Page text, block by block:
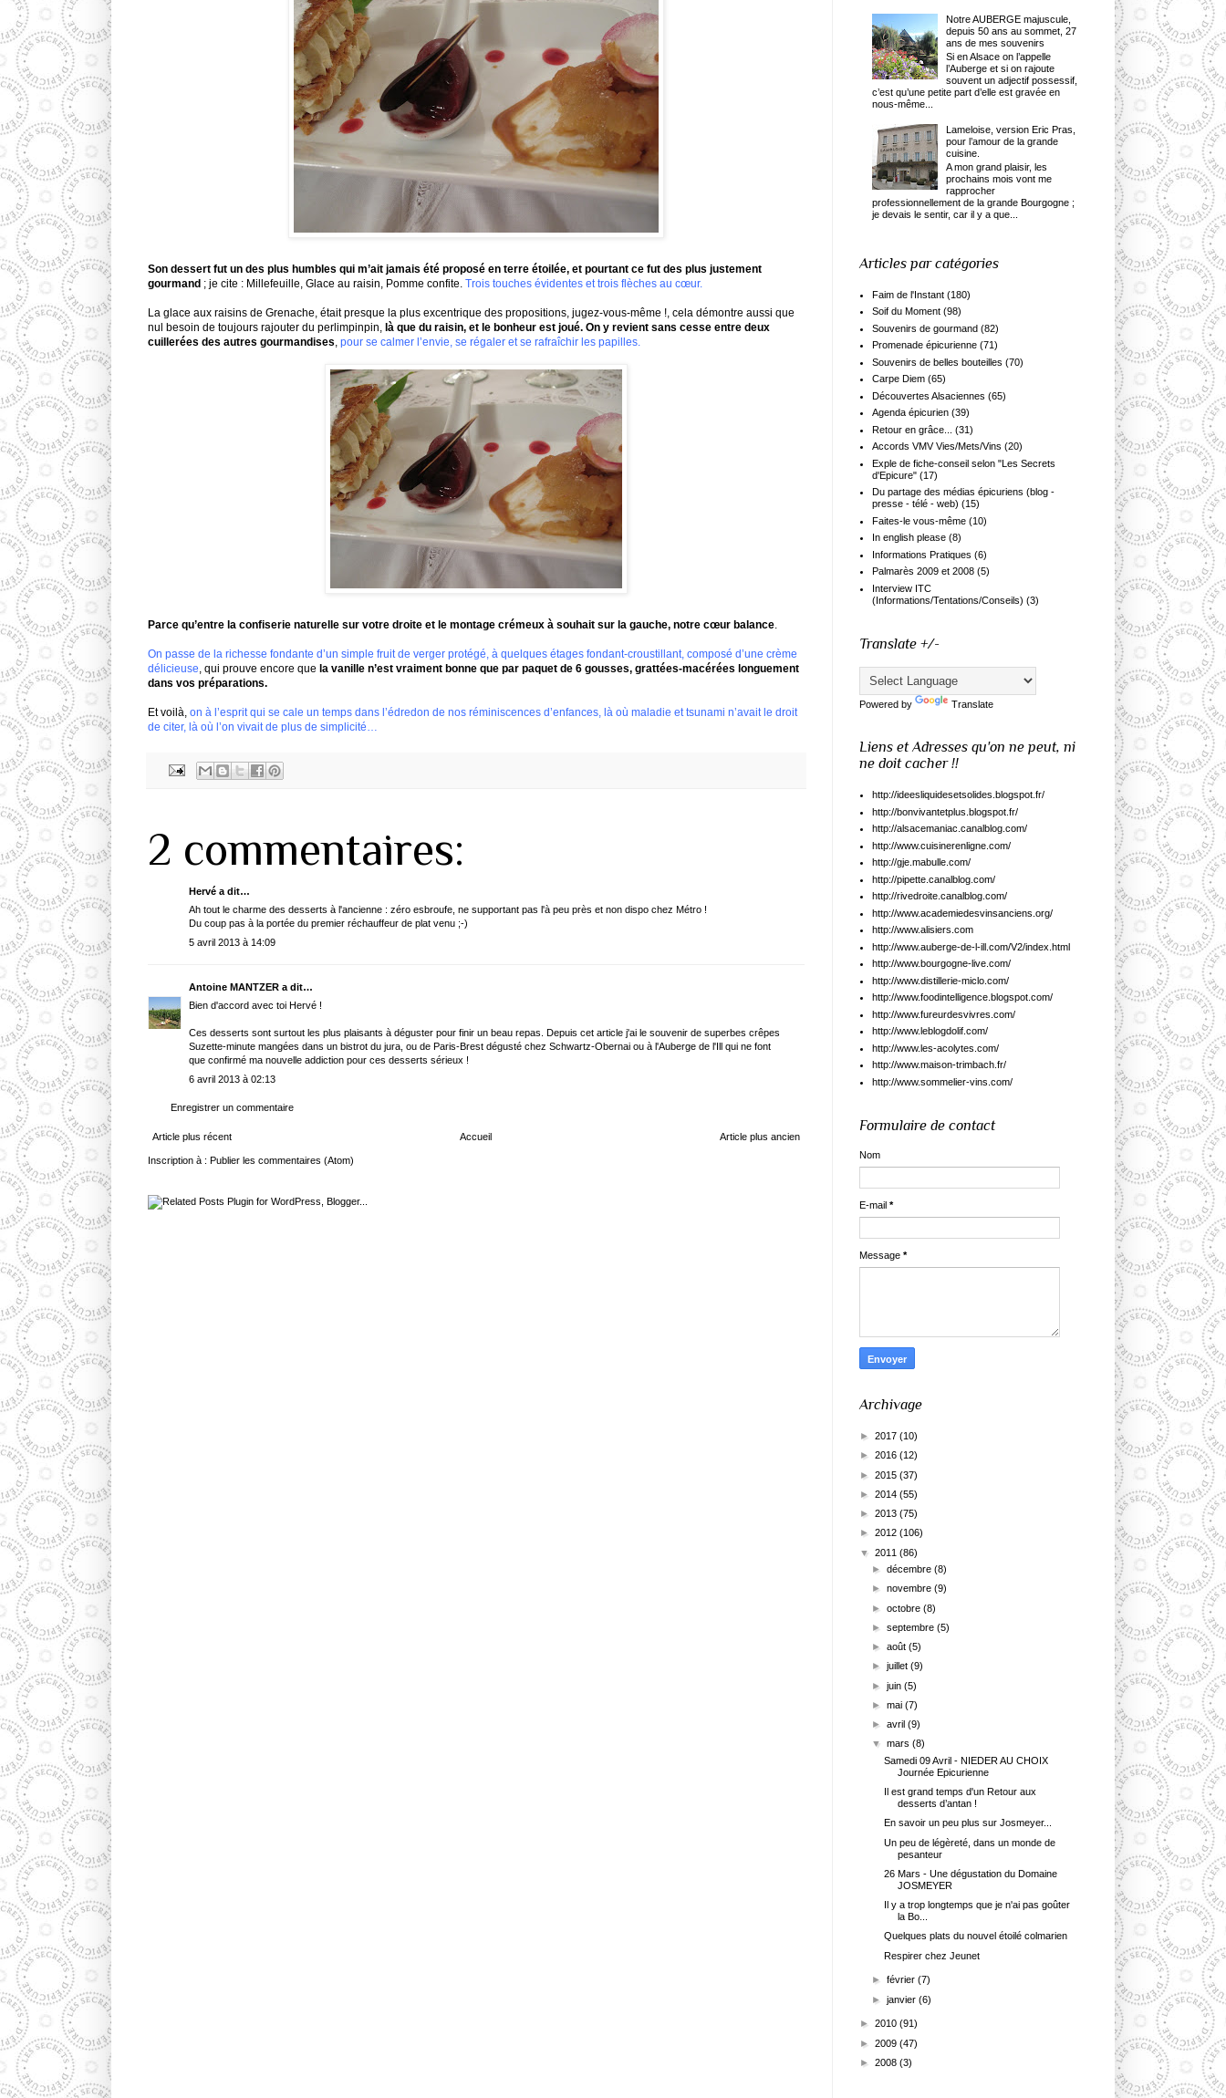
Son dessert fut un des plus humbles qui m’ait jamais été proposé en terre étoilée, et pourtant ce fut des plus justement
gourmand ; je cite : Millefeuille, Glace au raisin, Pomme confite. Trois touches évidentes et trois flèches au cœur.
La glace aux raisins de Grenache, était presque la plus excentrique des propositions, jugez-vous-même !, cela démontre aussi que
nul besoin de toujours rajouter du perlimpinpin, là que du raisin, et le bonheur est joué. On y revient sans cesse entre deux
cuillerées des autres gourmandises, pour se calmer l’envie, se régaler et se rafraîchir les papilles.
Parce qu’entre la confiserie naturelle sur votre droite et le montage crémeux à souhait sur la gauche, notre cœur balance.
On passe de la richesse fondante d’un simple fruit de verger protégé, à quelques étages fondant-croustillant, composé d’une crème
délicieuse, qui prouve encore que la vanille n’est vraiment bonne que par paquet de 6 gousses, grattées-macérées longuement
dans vos préparations.
Et voilà, on à l’esprit qui se cale un temps dans l’édredon de nos réminiscences d’enfances, là où maladie et tsunami n’avait le droit
de citer, là où l’on vivait de plus de simplicité…
2 commentaires:
Hervé a dit…
Ah tout le charme des desserts à l'ancienne : zéro esbroufe, ne supportant pas l'à peu près et non dispo chez Métro !
Du coup pas à la portée du premier réchauffeur de plat venu ;-)
5 avril 2013 à 14:09
Antoine MANTZER a dit…
Bien d'accord avec toi Hervé !
Ces desserts sont surtout les plus plaisants à déguster pour finir un beau repas. Depuis cet article j'ai le souvenir de superbes crêpes
Suzette-minute mangées dans un bistrot du jura, ou de Paris-Brest dégusté chez Schwartz-Obernai ou à l'Auberge de l'Ill qui ne font
que confirmé ma nouvelle addiction pour ces desserts sérieux !
6 avril 2013 à 02:13
Enregistrer un commentaire
Article plus récent Article plus ancien
Accueil
Inscription à : Publier les commentaires (Atom)
Notre AUBERGE majuscule,
depuis 50 ans au sommet, 27
ans de mes souvenirs
Si en Alsace on l’appelle
l’Auberge et si on rajoute
souvent un adjectif possessif,
c’est qu’une petite part d’elle est gravée en
nous-même...
Lameloise, version Eric Pras,
pour l’amour de la grande
cuisine.
A mon grand plaisir, les
prochains mois vont me
rapprocher
professionnellement de la grande Bourgogne ;
je devais le sentir, car il y a que...
Articles par catégories
Faim de l'Instant (180)
Soif du Moment (98)
Souvenirs de gourmand (82)
Promenade épicurienne (71)
Souvenirs de belles bouteilles (70)
Carpe Diem (65)
Découvertes Alsaciennes (65)
Agenda épicurien (39)
Retour en grâce...
(31)
Accords VMV Vies/Mets/Vins (20)
Exple de fiche-conseil selon "Les Secrets
d'Epicure" (17)
Du partage des médias épicuriens (blog -
presse - télé - web) (15)
Faites-le vous-même (10)
In english please (8)
Informations Pratiques (6)
Palmarès 2009 et 2008 (5)
Interview ITC
(Informations/Tentations/Conseils) (3)
Translate +/-
Powered by Translate
Liens et Adresses qu'on ne peut, ni
ne doit cacher !!
http://ideesliquidesetsolides.blogspot.fr/
http://bonvivantetplus.blogspot.fr/
http://alsacemaniac.canalblog.com/
http://www.cuisinerenligne.com/
http://gje.mabulle.com/
http://pipette.canalblog.com/
http://rivedroite.canalblog.com/
http://www.academiedesvinsanciens.org/
http://www.alisiers.com
http://www.auberge-de-l-ill.com/V2/index.html
http://www.bourgogne-live.com/
http://www.distillerie-miclo.com/
http://www.foodintelligence.blogspot.com/
http://www.fureurdesvivres.com/
http://www.leblogdolif.com/
http://www.les-acolytes.com/
http://www.maison-trimbach.fr/
http://www.sommelier-vins.com/
Formulaire de contact
Nom
E-mail *
Message *
Archivage
► 2017 (10)
► 2016 (12)
► 2015 (37)
► 2014 (55)
► 2013 (75)
► 2012 (106)
▼ 2011 (86)
►décembre(8)
►novembre(9)
►octobre(8)
►septembre(5)
►août(5)
►juillet(9)
►juin(5)
►mai(7)
►avril(9)
▼mars(8)
Samedi 09 Avril - NIEDER AU CHOIX
Journée Epicurienne
Il est grand temps d'un Retour aux
desserts d’antan !
En savoir un peu plus sur Josmeyer...
Un peu de légèreté, dans un monde de
pesanteur
26 Mars - Une dégustation du Domaine
JOSMEYER
Il y a trop longtemps que je n'ai pas goûter
la Bo...
Quelques plats du nouvel étoilé colmarien
Respirer chez Jeunet
►février(7)
►janvier(6)
► 2010 (91)
► 2009 (47)
► 2008 (3)